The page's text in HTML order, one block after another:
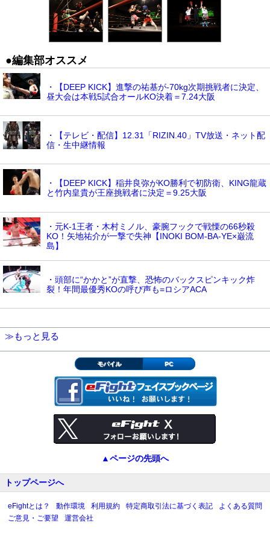
●編集部オススメ
・【DEEP KICK】進撃の祐基が-70kg次期挑戦者に決定、
昼大会は本戦5試合オールKO決着＝7.24大阪
・【テレビ・配信】12.31「RIZIN.40」TV放送・ネット配
信・生中継情報
・【DEEP KICK】稲井良弥がKO勝利で初防衛、KING龍蔵
と竹内皇貴が王座挑戦者に決定＝9.25大阪
・元K-1王者・木村ミノル、豪腕フックで戦慄の66秒殺
KO！矢地祐介が一撃で失神【INOKI BOM-BA-YE×巌流
島】
・頭部に“かかと”が直撃、恐怖のバックスピンキック炸
裂！年間最優秀KOの呼び声も=ロシアACA
≫もっと見る
モバイル PC
▲ページの先頭へ
トップページへ
eFightとは？ 動作環境 利用規約 特定商取引法に基づく表記
よくある質問
ご意見・ご要望
運営会社